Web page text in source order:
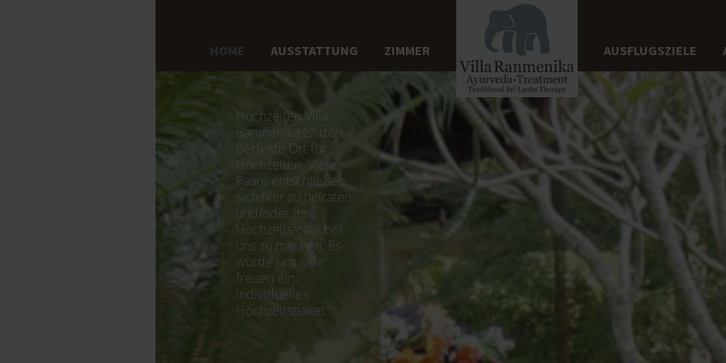
HOME AUSSTATTUNG ZIMMER AUSFLUGSZIELE
Hochzeiten Villa
Ranmenika ist der
perfekte Ort für
Hochzeiten. Viele
Paare entschließen
sich hier zu heiraten
und/oder ihre
Hochzeitsfotos bei
uns zu machen. Es
würde uns sehr
freuen ein
individuelles
Hochzeitspaket